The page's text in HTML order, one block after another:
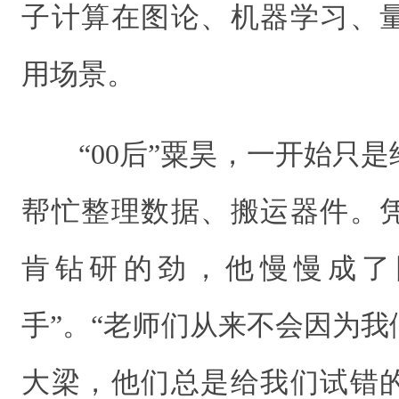
子计算在图论、机器学习、
用场景。
“00后”粟昊，一开始只
帮忙整理数据、搬运器件。
肯钻研的劲，他慢慢成
手”。“老师们从来不会因为
大梁，他们总是给我们试错